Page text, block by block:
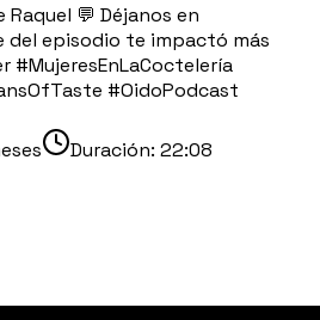
💬 Déjanos en
episodio te impactó más
#MujeresEnLaCoctelería
#OidoPodcast
Duración: 22:08